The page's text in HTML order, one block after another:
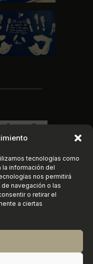
tecnologías como
la información del
nos permitirá
navegación o las
o retirar el
a ciertas
de Música